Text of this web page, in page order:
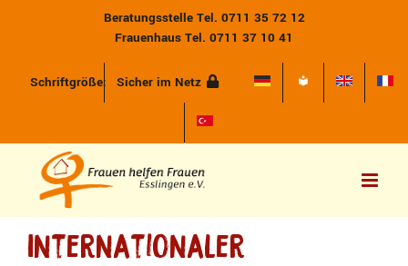
Beratungsstelle Tel. 0711 35 72 12
Frauenhaus Tel. 0711 37 10 41
Schriftgröße: Sicher im Netz
Internationaler